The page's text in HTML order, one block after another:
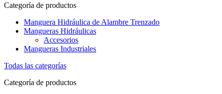
Categoría de productos
Manguera Hidráulica de Alambre Trenzado
Mangueras Hidráulicas
Accesorios
Mangueras Industriales
Todas las categorías
Categoría de productos